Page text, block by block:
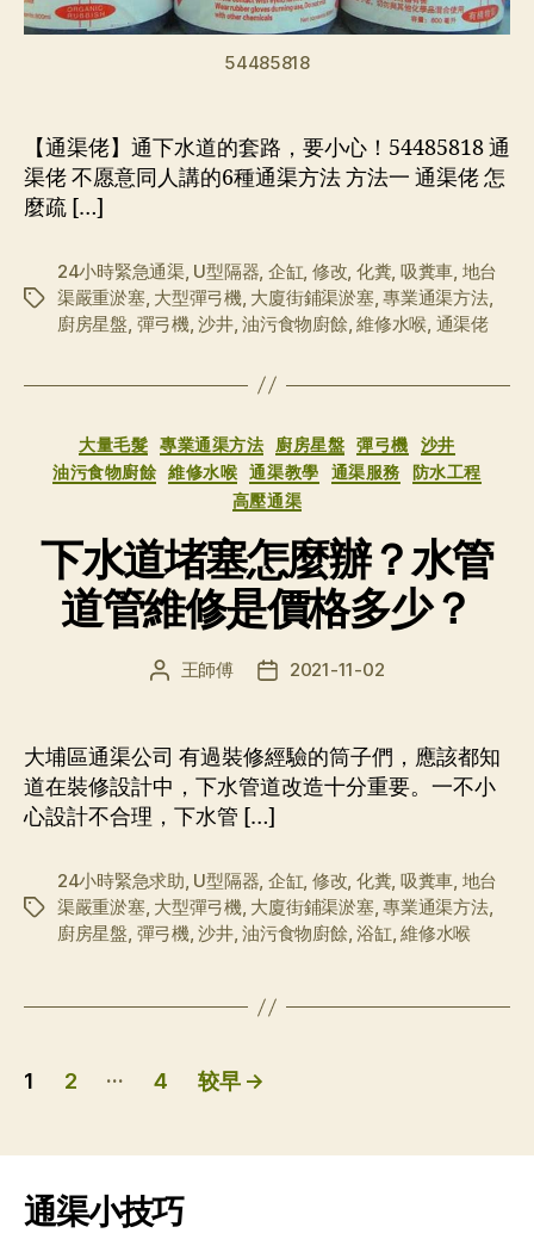
54485818
【通渠佬】通下水道的套路，要小心！54485818 通
渠佬 不愿意同人講的6種通渠方法 方法一 通渠佬 怎
麼疏 […]
标
24小時緊急通渠, U型隔器 企缸 修改 化糞 吸糞車 地台
渠嚴重淤塞, 大型彈弓機, 大廈街鋪渠淤塞,專業通渠方法,
廚房星盤 彈弓機,沙井,油污食物廚餘 ,維修水喉 通渠佬
分
类
大量毛髮 專業通渠方法 廚房星盤 彈弓機
沙井
油污食物廚餘 維修水喉 通渠教學 通渠服務
防水工程
高壓通渠
下水道堵塞怎麼辦？水管
道管維修是價格多少？
文
者
王師傅
发
期
2021-11-02
大埔區通渠公司 有過裝修經驗的筒子們，應該都知
道在裝修設計中，下水管道改造十分重要。一不小
心設計不合理，下水管 […]
标
24小時緊急求助, U型隔器, 企缸, 修改, 化糞, 吸糞車, 地台
渠嚴重淤塞, 大型彈弓機, 大廈街鋪渠淤塞,專業通渠方法,
廚房星盤, 彈弓機,沙井,油污食物廚餘,浴缸,維修水喉
文
分
页
1 2 … 4 较早 →
通渠小技巧